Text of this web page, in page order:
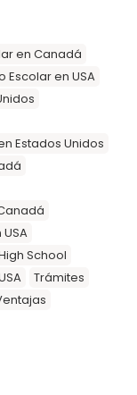
en Canadá
Escolar en USA
Estados Unidos
School
Trámites